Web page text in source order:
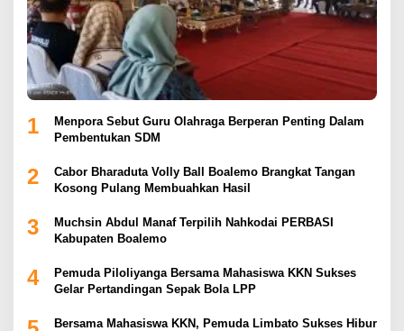
1
Menpora Sebut Guru Olahraga Berperan Penting Dalam
Pembentukan SDM
2
Cabor Bharaduta Volly Ball Boalemo Brangkat Tangan
Kosong Pulang Membuahkan Hasil
3
Muchsin Abdul Manaf Terpilih Nahkodai PERBASI
Kabupaten Boalemo
4
Pemuda Piloliyanga Bersama Mahasiswa KKN Sukses
Gelar Pertandingan Sepak Bola LPP
Bersama Mahasiswa KKN, Pemuda Limbato Sukses Hibur